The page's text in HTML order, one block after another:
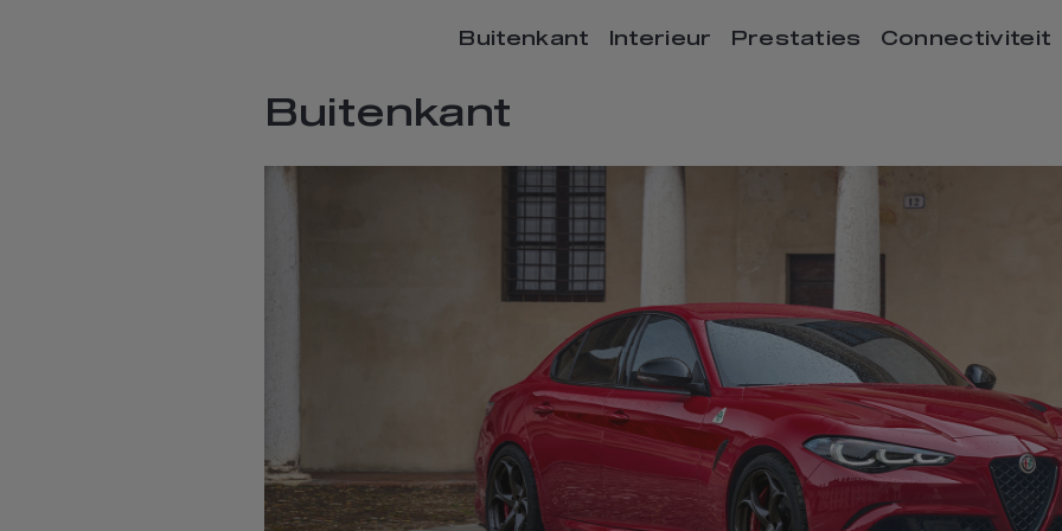
Buitenkant Interieur Prestaties Connectiviteit
Buitenkant